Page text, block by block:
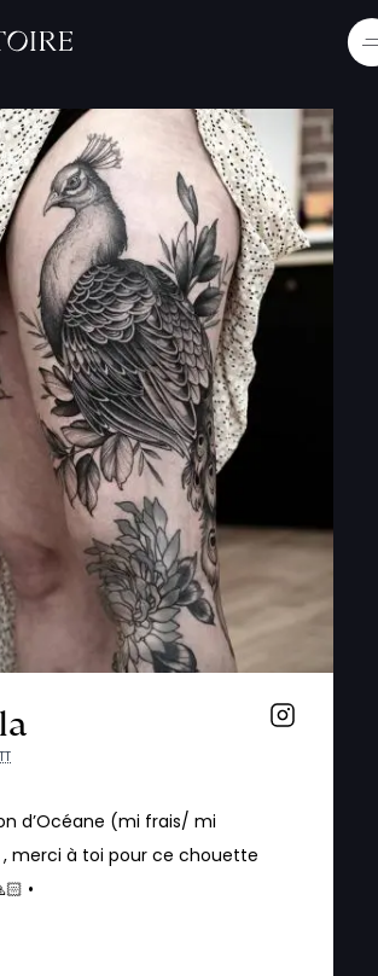
d’Océane (mi frais/ mi
merci à toi pour ce chouette
•